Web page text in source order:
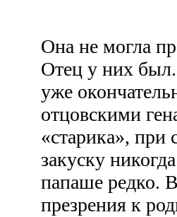
Она не могла
Отец у них
уже
отцовскими
«старика», при
закуску
папаше редко.
презрения к